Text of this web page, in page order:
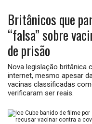
Britânicos que
“falsa” sobre
de prisão
Nova legislação britânica
internet, mesmo apesar
vacinas classificadas
verificaram ser reais.